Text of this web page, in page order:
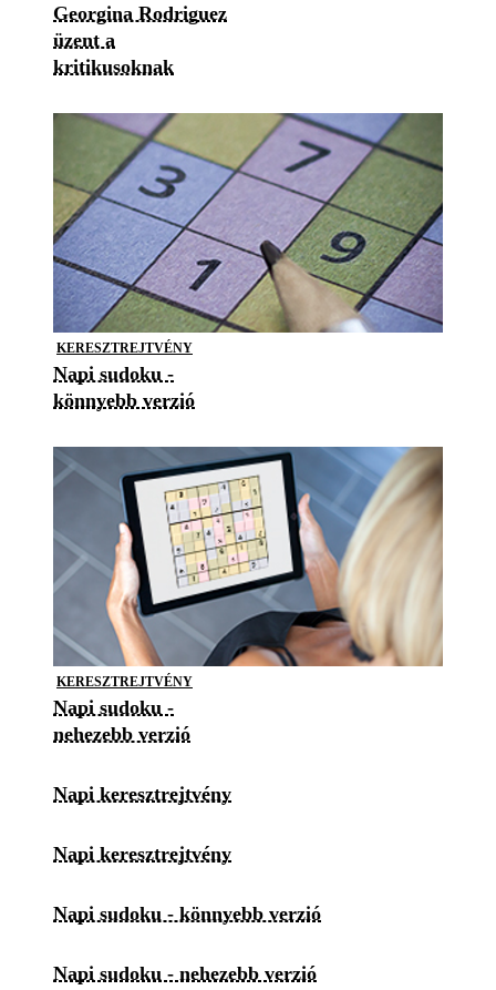
Georgina Rodriguez
üzent a
kritikusoknak
KERESZTREJTVÉNY
Napi sudoku -
könnyebb verzió
KERESZTREJTVÉNY
Napi sudoku -
nehezebb verzió
Napi keresztrejtvény
Napi keresztrejtvény
Napi sudoku - könnyebb verzió
Napi sudoku - nehezebb verzió